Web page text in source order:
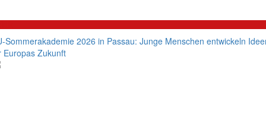
Sommerakademie 2026 in Passau: Junge Menschen entwickeln
Europas Zukunft